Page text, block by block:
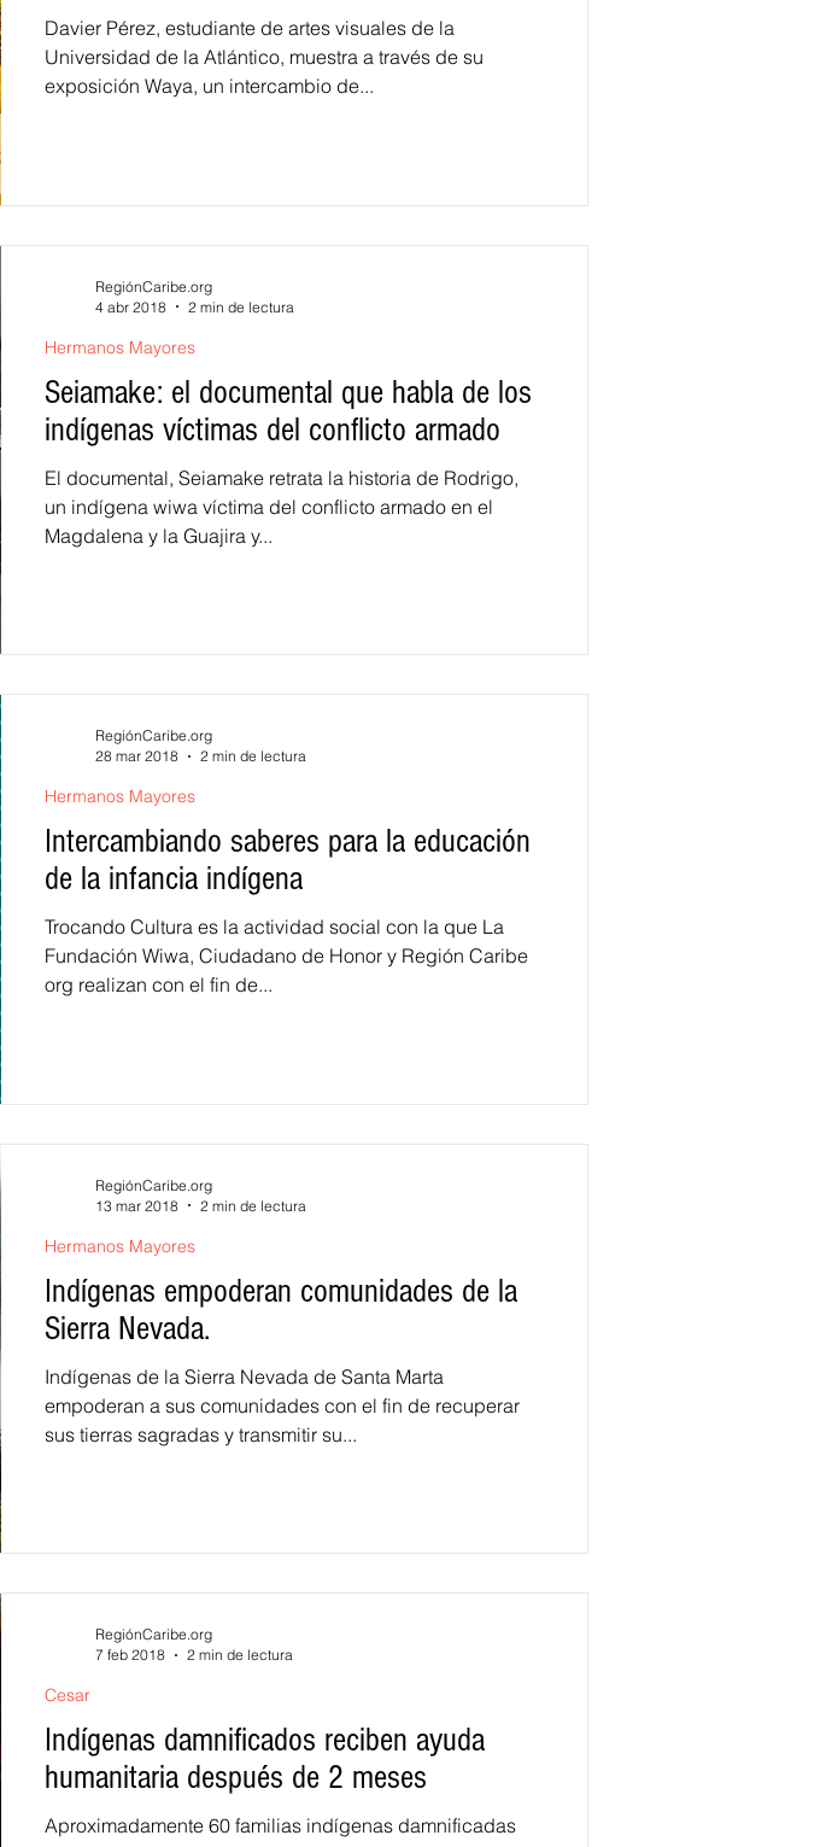
Davier Pérez, estudiante de artes visuales de la
Universidad de la Atlántico, muestra a través de su
exposición Waya, un intercambio de...
Seiamake: el documental que habla de los
indígenas víctimas del conflicto armado
El documental, Seiamake retrata la historia de Rodrigo,
un indígena wiwa víctima del conflicto armado en el
Magdalena y la Guajira y...
Hermanos Mayores
RegiónCaribe.org
4 abr 2018
2 min de lectura
Intercambiando saberes para la educación
de la infancia indígena
Trocando Cultura es la actividad social con la que La
Fundación Wiwa, Ciudadano de Honor y Región Caribe
org realizan con el fin de...
Hermanos Mayores
RegiónCaribe.org
28 mar 2018
2 min de lectura
Indígenas empoderan comunidades de la
Sierra Nevada.
Indígenas de la Sierra Nevada de Santa Marta
empoderan a sus comunidades con el fin de recuperar
sus tierras sagradas y transmitir su...
Hermanos Mayores
RegiónCaribe.org
13 mar 2018
2 min de lectura
Indígenas damnificados reciben ayuda
humanitaria después de 2 meses
Aproximadamente 60 familias indígenas damnificadas
Cesar
RegiónCaribe.org
7 feb 2018
2 min de lectura